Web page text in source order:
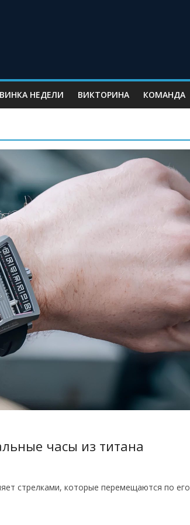
НЕДЕЛИ ВИКТОРИНА КОМАНДА
часы из титана
стрелками, которые перемещаются по его